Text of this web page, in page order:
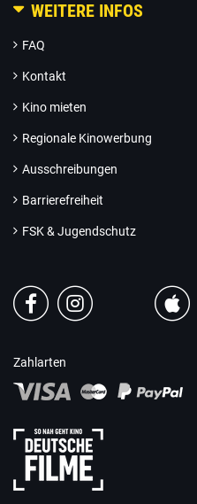
WEITERE INFOS
FAQ
Kontakt
Kino mieten
Regionale Kinowerbung
Ausschreibungen
Barrierefreiheit
FSK & Jugendschutz
Zahlarten